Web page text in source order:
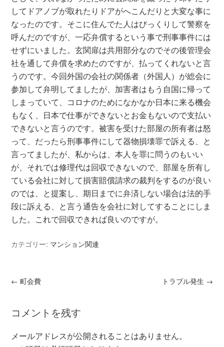
してドアノブが取れたりドアがへこんだりと大変な事に
なったのです。そこに住んでた人はびっくりして警察を
呼んだのですが、一応弁償するという事で刑事事件には
せずにいました。玄関扉は共用部分なのでその後管理会
社を通して弁償を求めたのですが、払ってくれないと言
うのです。今回外国の会社の関係者（外国人）が総会に
参加して弁明してましたが、加害者はもう自国に帰って
しまっていて、コロナのためになかなか日本に来る機会
もなく、日本で仕事ができないとお金もないので支払い
できないと言うのです。被害を受けた部屋の所有者は怒
って、だったら刑事事件にして器物損壊罪で訴える、と
言ってましたが、私からは、本人を罪に問うのもいい
が、それでは修理代は回収できないので、部屋を所有し
ている会社に対して損害賠償請求の裁判をするのが良い
のでは、と提案し、期日までに弁済しない場合は法的手
段に訴える、と言う通告を会社に対してすることにしま
した。これで回収できれば良いのですが。
カテゴリー: マンション関連
← 町会費 トラブル発生 →
コメントを残す
メールアドレスが公開されることはありません。